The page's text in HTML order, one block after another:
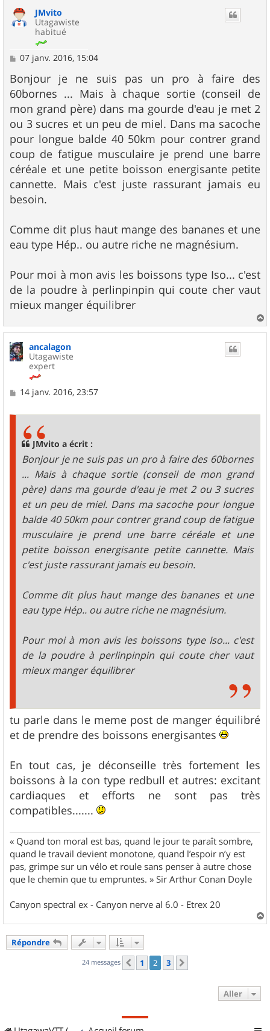
JMvito
Utagawiste
habitué
M
s
s
a
g
e
07 janv. 2016, 15:04
Bonjour je ne suis pas un pro à faire des
60bornes ... Mais à chaque sortie (conseil de
mon grand père) dans ma gourde d'eau je met 2
ou 3 sucres et un peu de miel. Dans ma sacoche
pour longue balde 40 50km pour contrer grand
coup de fatigue musculaire je prend une barre
céréale et une petite boisson energisante petite
cannette. Mais c'est juste rassurant jamais eu
besoin.
Comme dit plus haut mange des bananes et une
eau type Hép.. ou autre riche ne magnésium.
Pour moi à mon avis les boissons type Iso... c'est
de la poudre à perlinpinpin qui coute cher vaut
mieux manger équilibrer
a
ancalagon
Utagawiste
expert
M14 janv. 2016, 23:57
JMvito a écrit :
Bonjour je ne suis pas un pro à faire des 60bornes
... Mais à chaque sortie (conseil de mon grand
père) dans ma gourde d'eau je met 2 ou 3 sucres
et un peu de miel. Dans ma sacoche pour longue
balde 40 50km pour contrer grand coup de fatigue
musculaire je prend une barre céréale et une
petite boisson energisante petite cannette. Mais
c'est juste rassurant jamais eu besoin.
Comme dit plus haut mange des bananes et une
eau type Hép.. ou autre riche ne magnésium.
Pour moi à mon avis les boissons type Iso... c'est
de la poudre à perlinpinpin qui coute cher vaut
mieux manger équilibrer
tu parle dans le meme post de manger équilibré
et de prendre des boissons energisantes
En tout cas, je déconseille très fortement les
boissons à la con type redbull et autres: excitant
cardiaques et efforts ne sont pas très
compatibles.......
« Quand ton moral est bas, quand le jour te paraît sombre,
quand le travail devient monotone, quand l’espoir n’y est
pas, grimpe sur un vélo et roule sans penser à autre chose
que le chemin que tu empruntes. » Sir Arthur Conan Doyle
Canyon spectral ex - Canyon nerve al 6.0 - Etrex 20
a
Répondre
24 messages Précédent
1 2 3
Aller